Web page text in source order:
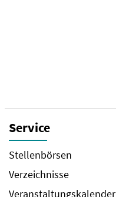
Service
Stellenbörsen
Verzeichnisse
Veranstaltungskalender